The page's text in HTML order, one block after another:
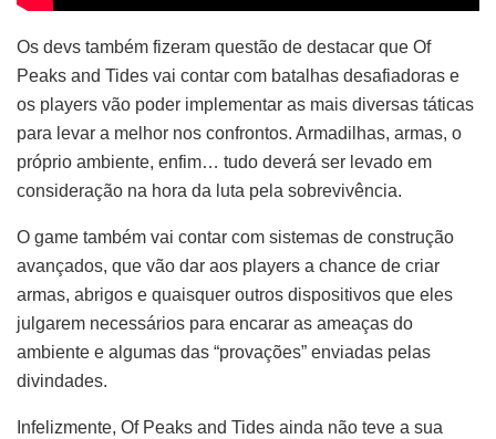
Os devs também fizeram questão de destacar que Of
Peaks and Tides vai contar com batalhas desafiadoras e
os players vão poder implementar as mais diversas táticas
para levar a melhor nos confrontos. Armadilhas, armas, o
próprio ambiente, enfim… tudo deverá ser levado em
consideração na hora da luta pela sobrevivência.
O game também vai contar com sistemas de construção
avançados, que vão dar aos players a chance de criar
armas, abrigos e quaisquer outros dispositivos que eles
julgarem necessários para encarar as ameaças do
ambiente e algumas das “provações” enviadas pelas
divindades.
Infelizmente, Of Peaks and Tides ainda não teve a sua